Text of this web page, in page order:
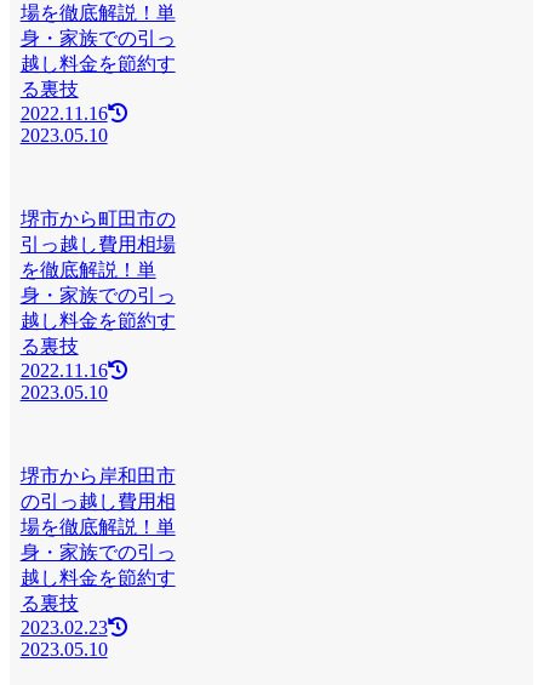
場を徹底解説！単
身・家族での引っ
越し料金を節約す
る裏技
2022.11.16
2023.05.10
堺市から町田市の
引っ越し費用相場
を徹底解説！単
身・家族での引っ
越し料金を節約す
る裏技
2022.11.16
2023.05.10
堺市から岸和田市
の引っ越し費用相
場を徹底解説！単
身・家族での引っ
越し料金を節約す
る裏技
2023.02.23
2023.05.10